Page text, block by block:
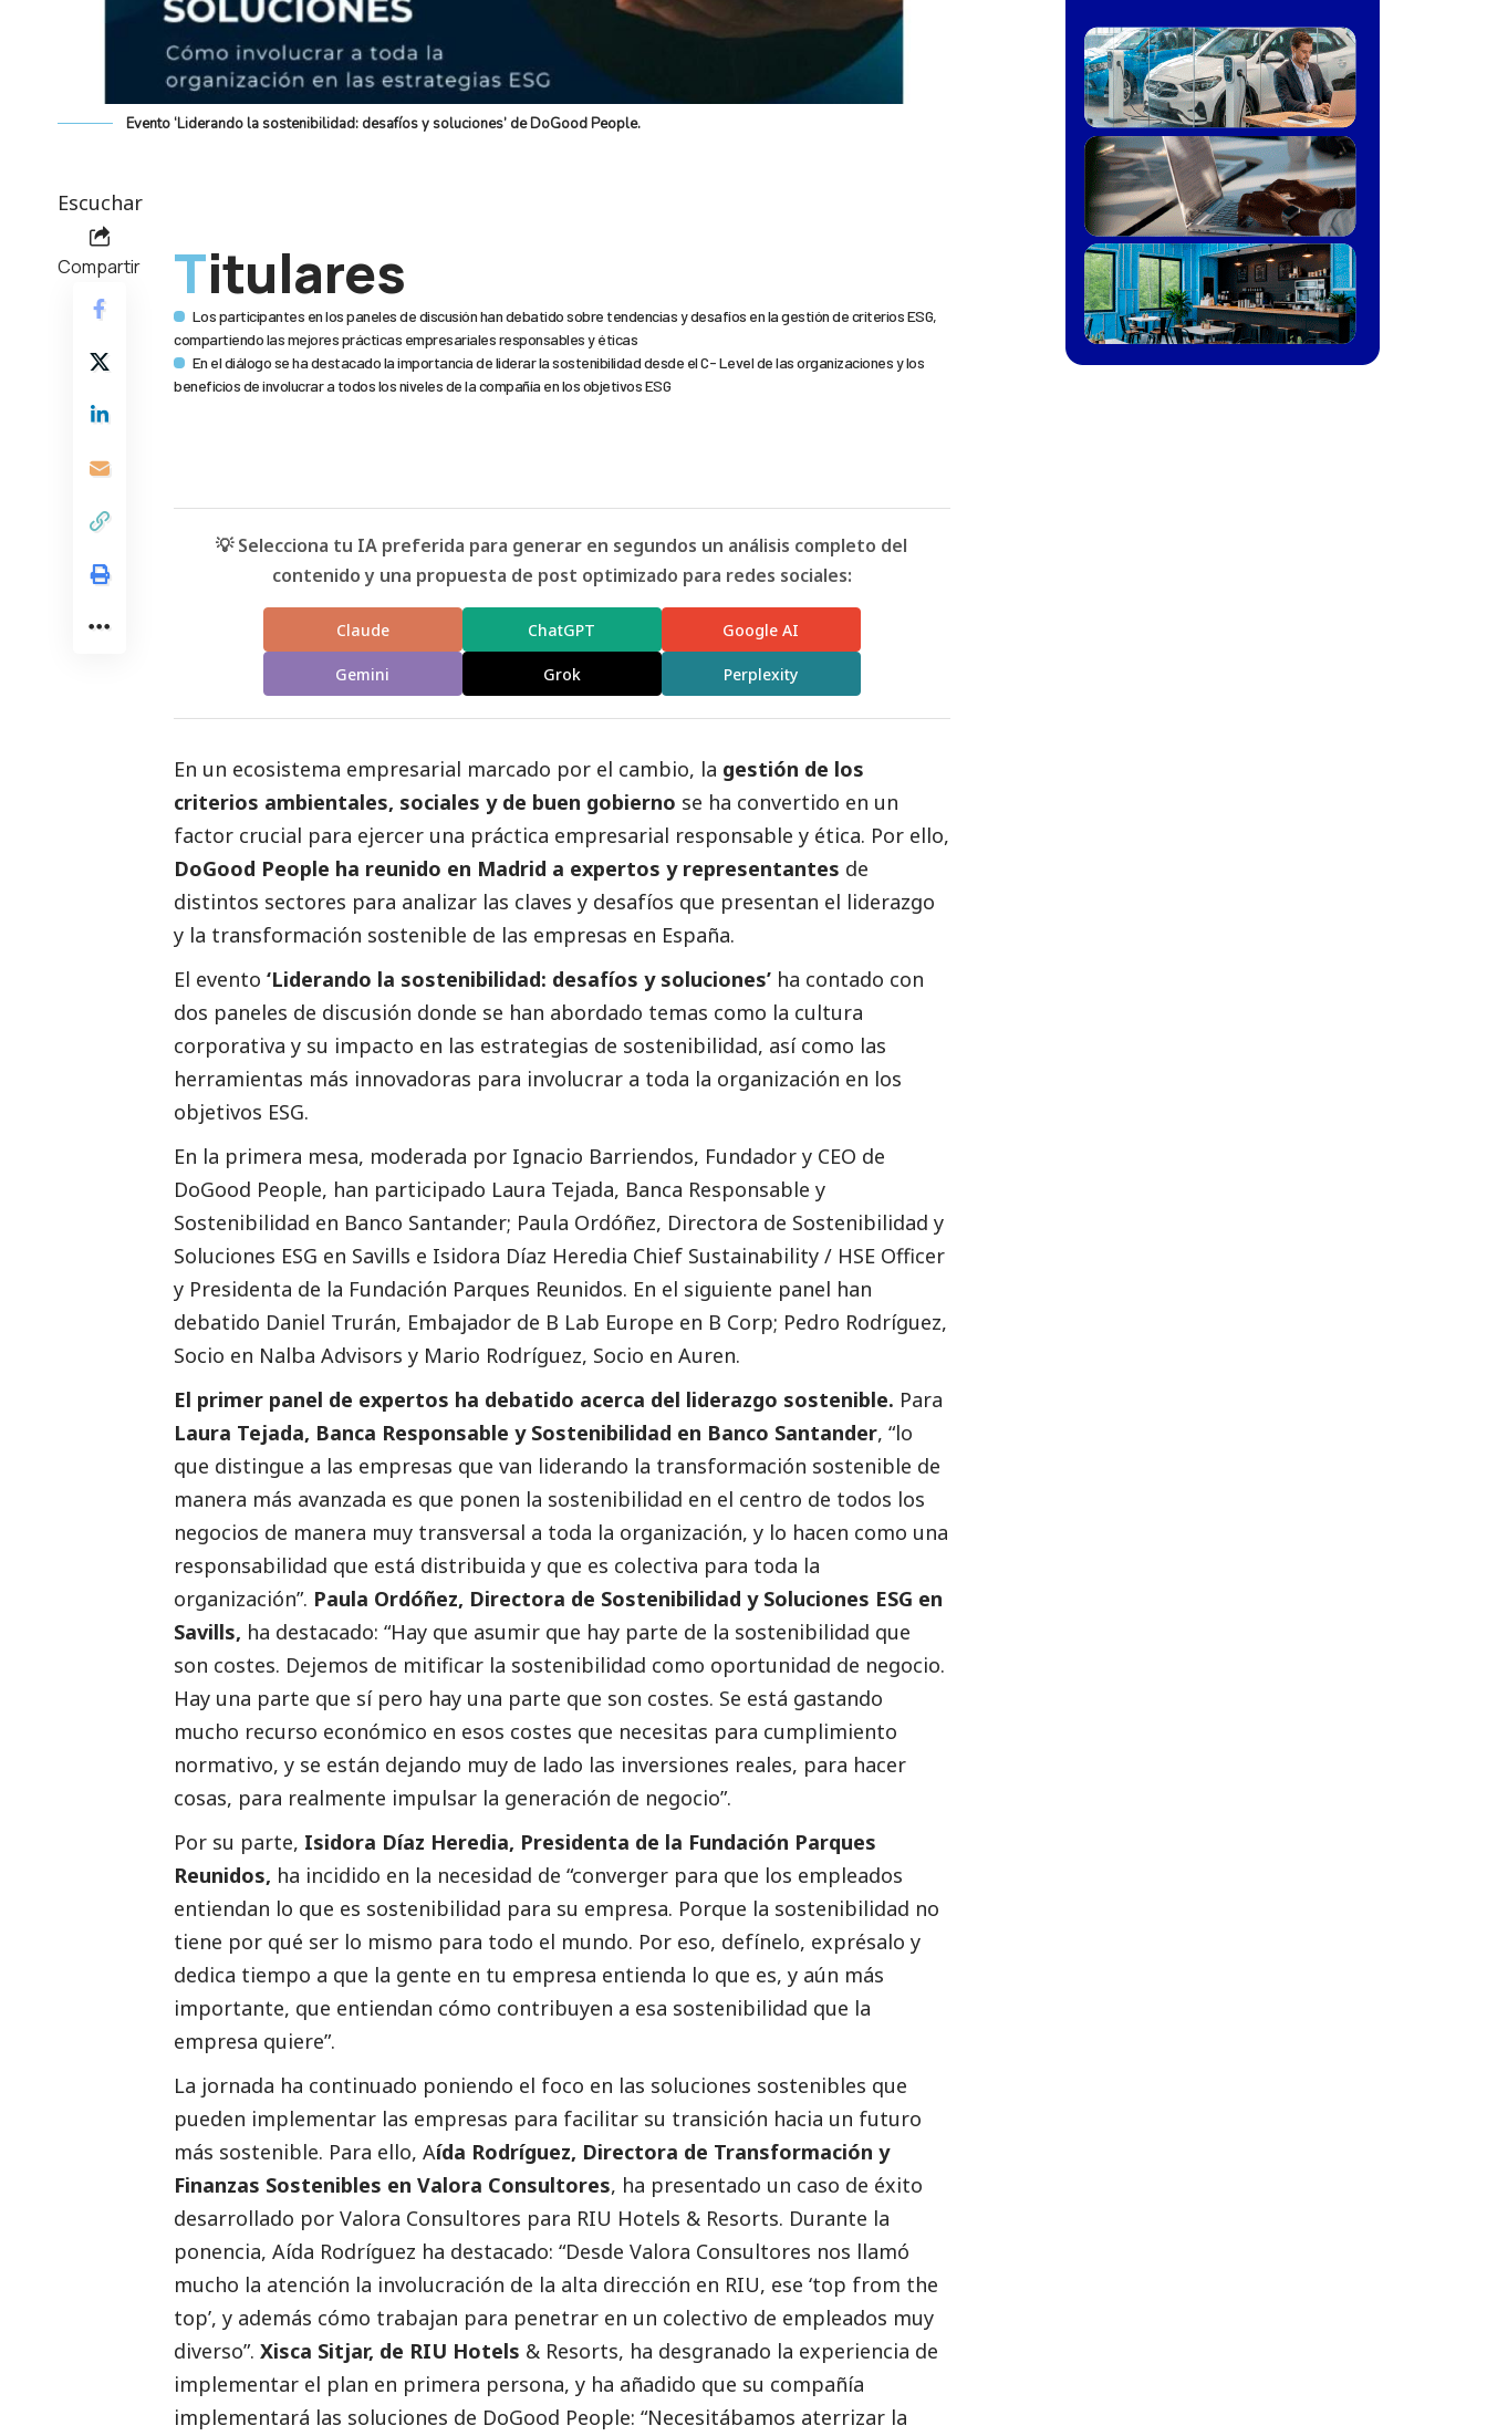
Evento ‘Liderando la sostenibilidad: desafíos y soluciones’ de DoGood People.
Escuchar
Compartir Titulares
Los participantes en los paneles de discusión han debatido sobre tendencias y desafíos en la gestión de criterios ESG,
compartiendo las mejores prácticas empresariales responsables y éticas
En el diálogo se ha destacado la importancia de liderar la sostenibilidad desde el C- Level de las organizaciones y los
beneficios de involucrar a todos los niveles de la compañía en los objetivos ESG
💡 Selecciona tu IA preferida para generar en segundos un análisis completo del
contenido y una propuesta de post optimizado para redes sociales:
Claude ChatGPT Google AI
Gemini Grok Perplexity
En un ecosistema empresarial marcado por el cambio, la gestión de los
criterios ambientales, sociales y de buen gobierno se ha convertido en un
factor crucial para ejercer una práctica empresarial responsable y ética. Por ello,
DoGood People ha reunido en Madrid a expertos y representantes de
distintos sectores para analizar las claves y desafíos que presentan el liderazgo
y la transformación sostenible de las empresas en España.
El evento ‘Liderando la sostenibilidad: desafíos y soluciones’ ha contado con
dos paneles de discusión donde se han abordado temas como la cultura
corporativa y su impacto en las estrategias de sostenibilidad, así como las
herramientas más innovadoras para involucrar a toda la organización en los
objetivos ESG.
En la primera mesa, moderada por Ignacio Barriendos, Fundador y CEO de
DoGood People, han participado Laura Tejada, Banca Responsable y
Sostenibilidad en Banco Santander; Paula Ordóñez, Directora de Sostenibilidad y
Soluciones ESG en Savills e Isidora Díaz Heredia Chief Sustainability / HSE Officer
y Presidenta de la Fundación Parques Reunidos. En el siguiente panel han
debatido Daniel Trurán, Embajador de B Lab Europe en B Corp; Pedro Rodríguez,
Socio en Nalba Advisors y Mario Rodríguez, Socio en Auren.
El primer panel de expertos ha debatido acerca del liderazgo sostenible. Para
Laura Tejada, Banca Responsable y Sostenibilidad en Banco Santander, “lo
que distingue a las empresas que van liderando la transformación sostenible de
manera más avanzada es que ponen la sostenibilidad en el centro de todos los
negocios de manera muy transversal a toda la organización, y lo hacen como una
responsabilidad que está distribuida y que es colectiva para toda la
organización”. Paula Ordóñez, Directora de Sostenibilidad y Soluciones ESG en
Savills, ha destacado: “Hay que asumir que hay parte de la sostenibilidad que
son costes. Dejemos de mitificar la sostenibilidad como oportunidad de negocio.
Hay una parte que sí pero hay una parte que son costes. Se está gastando
mucho recurso económico en esos costes que necesitas para cumplimiento
normativo, y se están dejando muy de lado las inversiones reales, para hacer
cosas, para realmente impulsar la generación de negocio”.
Por su parte, Isidora Díaz Heredia, Presidenta de la Fundación Parques
Reunidos, ha incidido en la necesidad de “converger para que los empleados
entiendan lo que es sostenibilidad para su empresa. Porque la sostenibilidad no
tiene por qué ser lo mismo para todo el mundo. Por eso, defínelo, exprésalo y
dedica tiempo a que la gente en tu empresa entienda lo que es, y aún más
importante, que entiendan cómo contribuyen a esa sostenibilidad que la
empresa quiere”.
La jornada ha continuado poniendo el foco en las soluciones sostenibles que
pueden implementar las empresas para facilitar su transición hacia un futuro
más sostenible. Para ello, Aída Rodríguez, Directora de Transformación y
Finanzas Sostenibles en Valora Consultores, ha presentado un caso de éxito
desarrollado por Valora Consultores para RIU Hotels & Resorts. Durante la
ponencia, Aída Rodríguez ha destacado: “Desde Valora Consultores nos llamó
mucho la atención la involucración de la alta dirección en RIU, ese ‘top from the
top’, y además cómo trabajan para penetrar en un colectivo de empleados muy
diverso”. Xisca Sitjar, de RIU Hotels & Resorts, ha desgranado la experiencia de
implementar el plan en primera persona, y ha añadido que su compañía
implementará las soluciones de DoGood People: “Necesitábamos aterrizar la